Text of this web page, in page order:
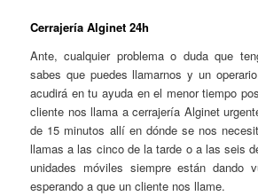
Cerrajería Alginet 24h
Ante, cualquier problema o duda que
sabes que puedes llamarnos y un
acudirá en tu ayuda en el menor tiempo
cliente nos llama a cerrajería Alginet
de 15 minutos allí en dónde se nos
llamas a las cinco de la tarde o a las seis
unidades móviles siempre están dando
esperando a que un cliente nos llame.